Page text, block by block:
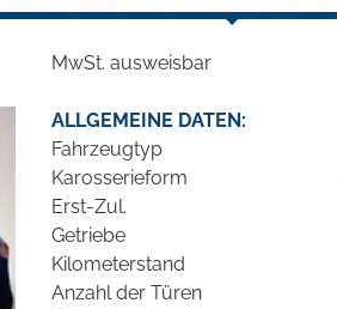
MwSt. ausweisbar
ALLGEMEINE DATEN:
Fahrzeugtyp
Karosserieform
Erst-Zul.
Getriebe
Kilometerstand
Anzahl der Türen